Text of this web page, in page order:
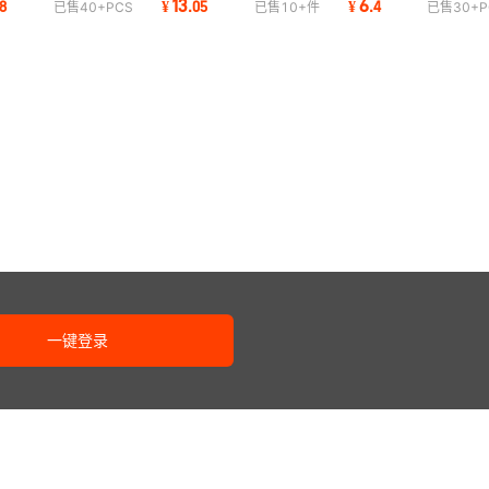
便携优盘
8 已售40+PCS
企业礼品定做
¥ .05 已售 10+件
制OEM开模优盘
¥ .4 已售30+
一键登录